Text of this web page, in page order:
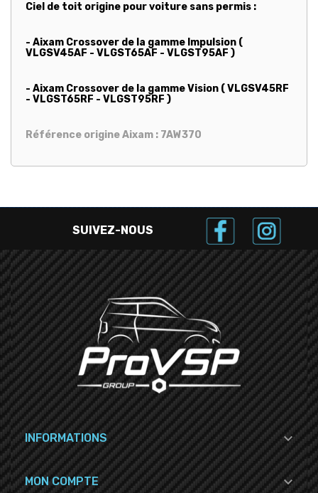
Ciel de toit origine pour voiture sans permis :
- Aixam Crossover de la gamme Impulsion (
VLGSV45AF - VLGST65AF - VLGST95AF )
- Aixam Crossover de la gamme Vision ( VLGSV45RF
- VLGST65RF - VLGST95RF )
Référence origine Aixam : 7AW370
SUIVEZ-NOUS
INFORMATIONS 
MON COMPTE 